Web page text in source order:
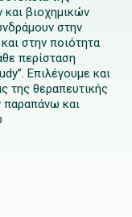
βιοχημικών
στην
στην ποιότητα
περίσταση
Επιλέγουμε και
της θεραπευτικής
παραπάνω και